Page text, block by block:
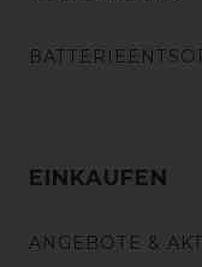
EINKAUFEN
ANGEBOTE &